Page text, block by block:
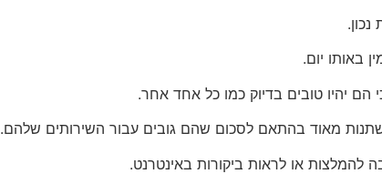
באותו יום.
יהיו טובים בדיוק כמו כל אחד אחר.
מאוד בהתאם לסכום שהם גובים עבור השירותים שלהם.
להמלצות או לראות ביקורות באינטרנט.